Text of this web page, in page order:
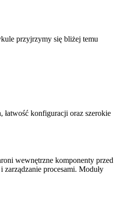
przyjrzymy się bliżej temu
łatwość konfiguracji oraz szerokie
wewnętrzne komponenty przed
procesami. Moduły